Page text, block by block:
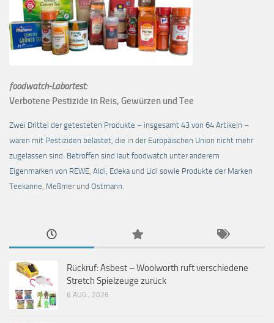
foodwatch-Labortest:
Verbotene Pestizide in Reis, Gewürzen und Tee
Zwei Drittel der getesteten Produkte – insgesamt 43 von 64 Artikeln –
waren mit Pestiziden belastet, die in der Europäischen Union nicht mehr
zugelassen sind. Betroffen sind laut foodwatch unter anderem
Eigenmarken von REWE, Aldi, Edeka und Lidl sowie Produkte der Marken
Teekanne, Meßmer und Ostmann.
Rückruf: Asbest – Woolworth ruft verschiedene
Stretch Spielzeuge zurück
6 AUG., 2026